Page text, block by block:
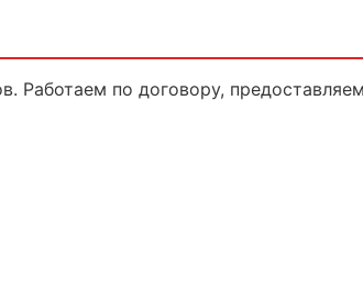
Работаем по договору,